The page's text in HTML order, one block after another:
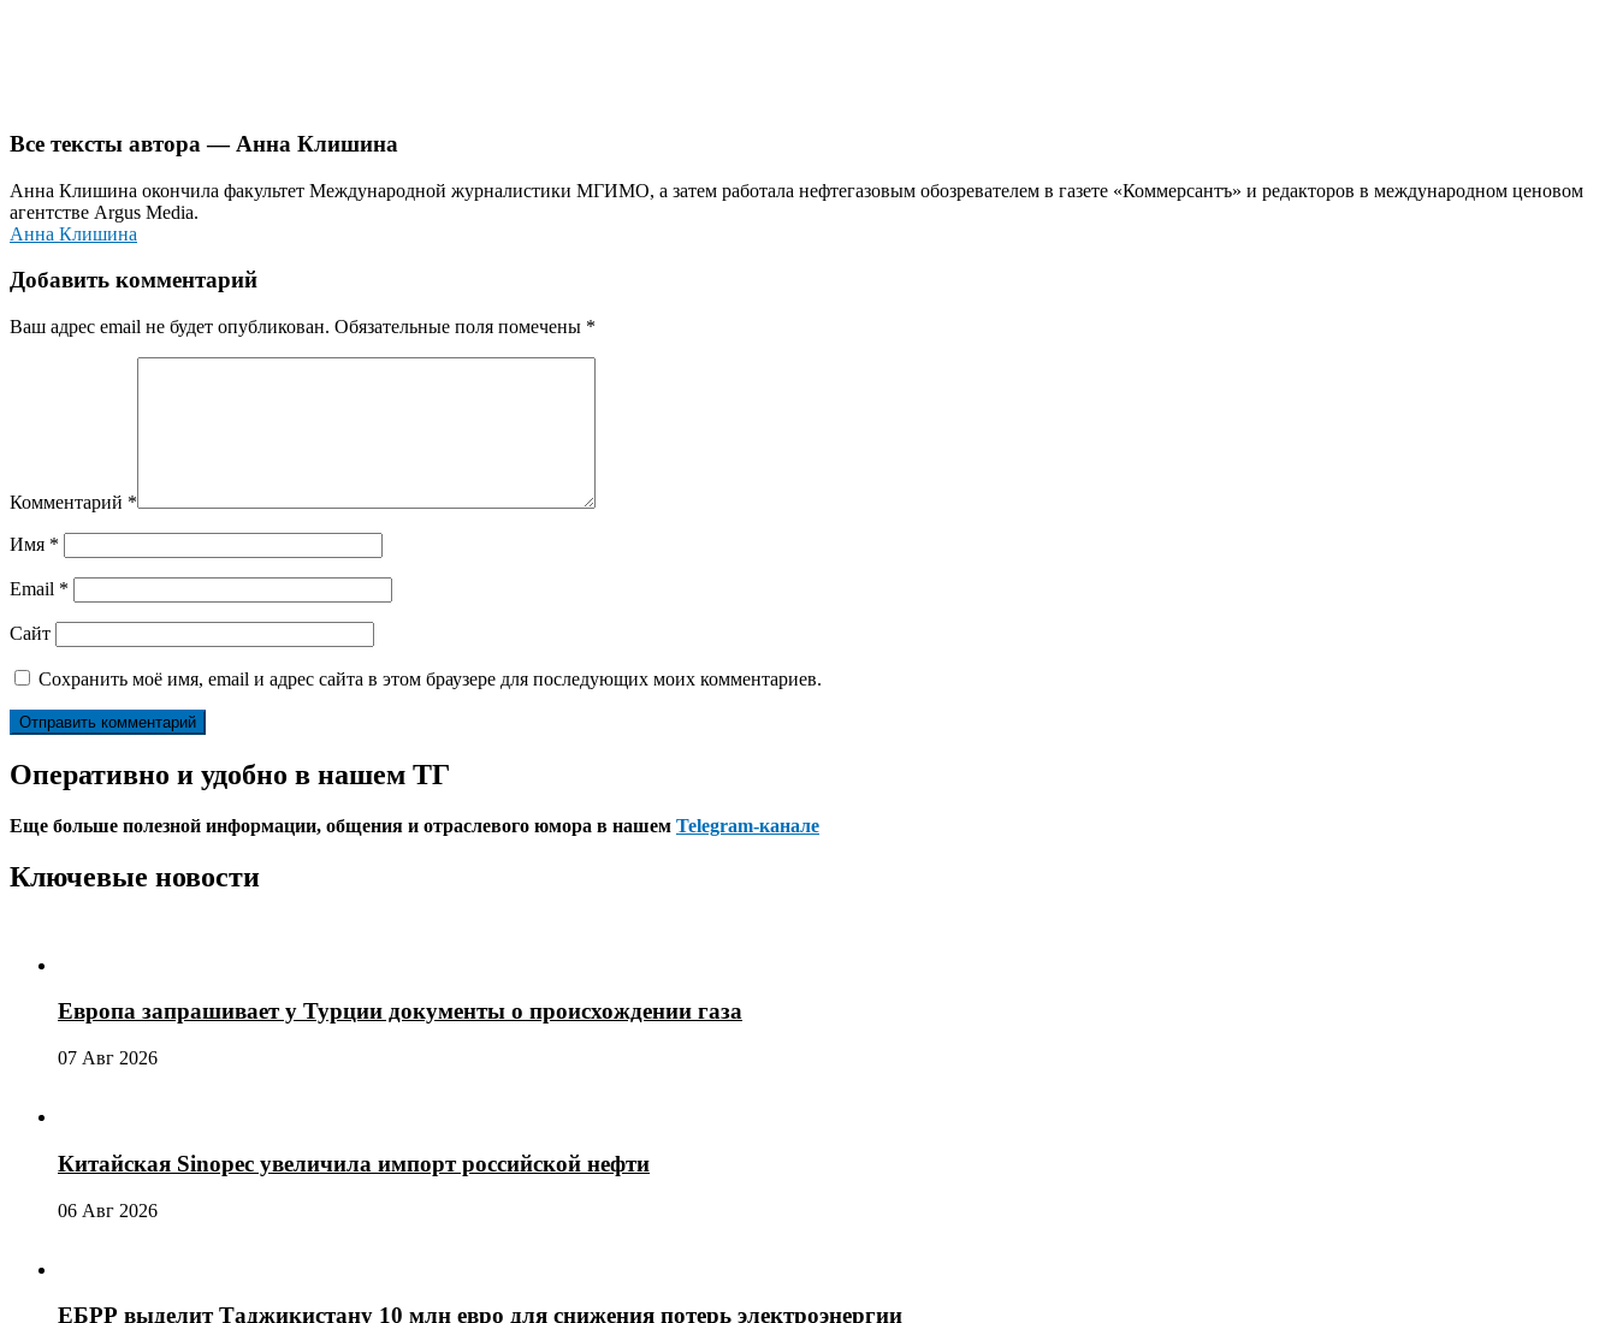
Все тексты автора — Анна Клишина
Анна Клишина окончила факультет Международной журналистики МГИМО, а затем работала нефтегазовым обозревателем в газете «Коммерсантъ» и редакторов в международном ценовом
агентстве Argus Media.
Анна Клишина
Добавить комментарий
Ваш адрес email не будет опубликован. Обязательные поля помечены *
Комментарий *
Имя *
Email *
Сайт
Сохранить моё имя, email и адрес сайта в этом браузере для последующих моих комментариев.
Оперативно и удобно в нашем ТГ
Еще больше полезной информации, общения и отраслевого юмора в нашем Telegram-канале
Ключевые новости
Европа запрашивает у Турции документы о происхождении газа
07 Авг 2026
Китайская Sinopec увеличила импорт российской нефти
06 Авг 2026
ЕБРР выделит Таджикистану 10 млн евро для снижения потерь электроэнергии